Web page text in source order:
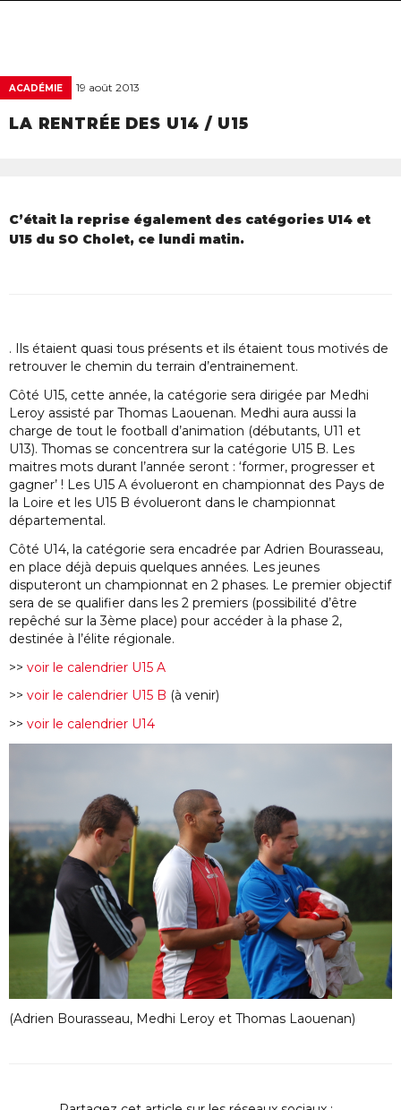
ACADÉMIE 19 août 2013
LA RENTRÉE DES U14 / U15
C’était la reprise également des catégories U14 et
U15 du SO Cholet, ce lundi matin.
. Ils étaient quasi tous présents et ils étaient tous motivés de
retrouver le chemin du terrain d’entrainement.
Côté U15, cette année, la catégorie sera dirigée par Medhi
Leroy assisté par Thomas Laouenan. Medhi aura aussi la
charge de tout le football d’animation (débutants, U11 et
U13). Thomas se concentrera sur la catégorie U15 B. Les
maitres mots durant l’année seront : ‘former, progresser et
gagner’ ! Les U15 A évolueront en championnat des Pays de
la Loire et les U15 B évolueront dans le championnat
départemental.
Côté U14, la catégorie sera encadrée par Adrien Bourasseau,
en place déjà depuis quelques années. Les jeunes
disputeront un championnat en 2 phases. Le premier objectif
sera de se qualifier dans les 2 premiers (possibilité d’être
repêché sur la 3ème place) pour accéder à la phase 2,
destinée à l’élite régionale.
>> voir le calendrier U15 A
>> voir le calendrier U15 B (à venir)
>> voir le calendrier U14
(Adrien Bourasseau, Medhi Leroy et Thomas Laouenan)